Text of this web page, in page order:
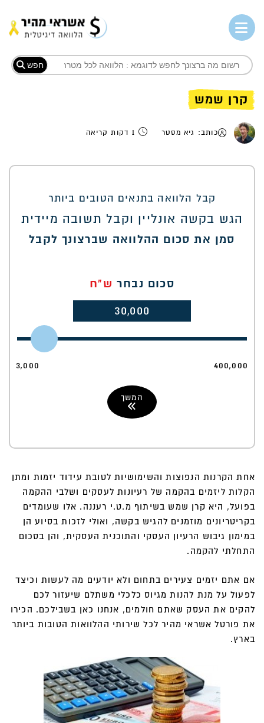
חפש
קרן שמש
כותב: גיא מסטר
קבל הלוואה בתנאים הטובים ביותר
הגש בקשה אונליין וקבל תשובה מיידית
סמן את סכום ההלוואה שברצונך לקבל
סכום נבחר ש"ח
30,000
3,000 400,000
המשך
אחת הקרנות הנפוצות והשימושיות לטובת עידוד יזמות ומתן
הקלות ליזמים בהקמה של רעיונות לעסקים ושלבי ההקמה
בפועל, היא קרן שמש בשיתוף מ.ט.י רעננה. אלו שעומדים
בקריטריונים מוזמנים להגיש בקשה, ואולי לזכות בסיוע הן
במימון גיבוש הרעיון העסקי והתוכנית העסקית, והן בסכום
התחלתי להקמה.
אם אתם יזמים צעירים בתחום ולא יודעים מה לעשות וכיצד
לפעול על מנת להנות מגיוס כלכלי משתלם שיעזור לכם
להקים את העסק שאתם חולמים, אנחנו כאן בשבילכם. הכירו
את פורטל אשראי מהיר לכל שירותי ההלוואות הטובות ביותר
בארץ.